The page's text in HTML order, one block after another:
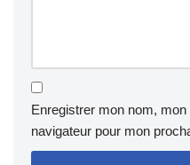
Enregistrer mon nom,
navigateur pour mon